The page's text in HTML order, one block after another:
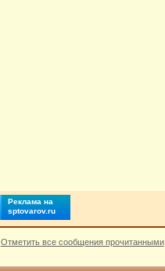
Реклама на
sptovarov.ru
Отметить все сообщения прочитанными